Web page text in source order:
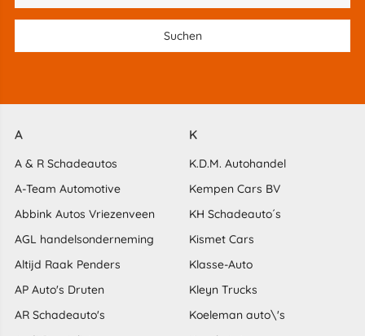
A
A & R Schadeautos
A-Team Automotive
Abbink Autos Vriezenveen
AGL handelsonderneming
Altijd Raak Penders
AP Auto's Druten
AR Schadeauto's
K
K.D.M. Autohandel
Kempen Cars BV
KH Schadeauto´s
Kismet Cars
Klasse-Auto
Kleyn Trucks
Koeleman auto\'s